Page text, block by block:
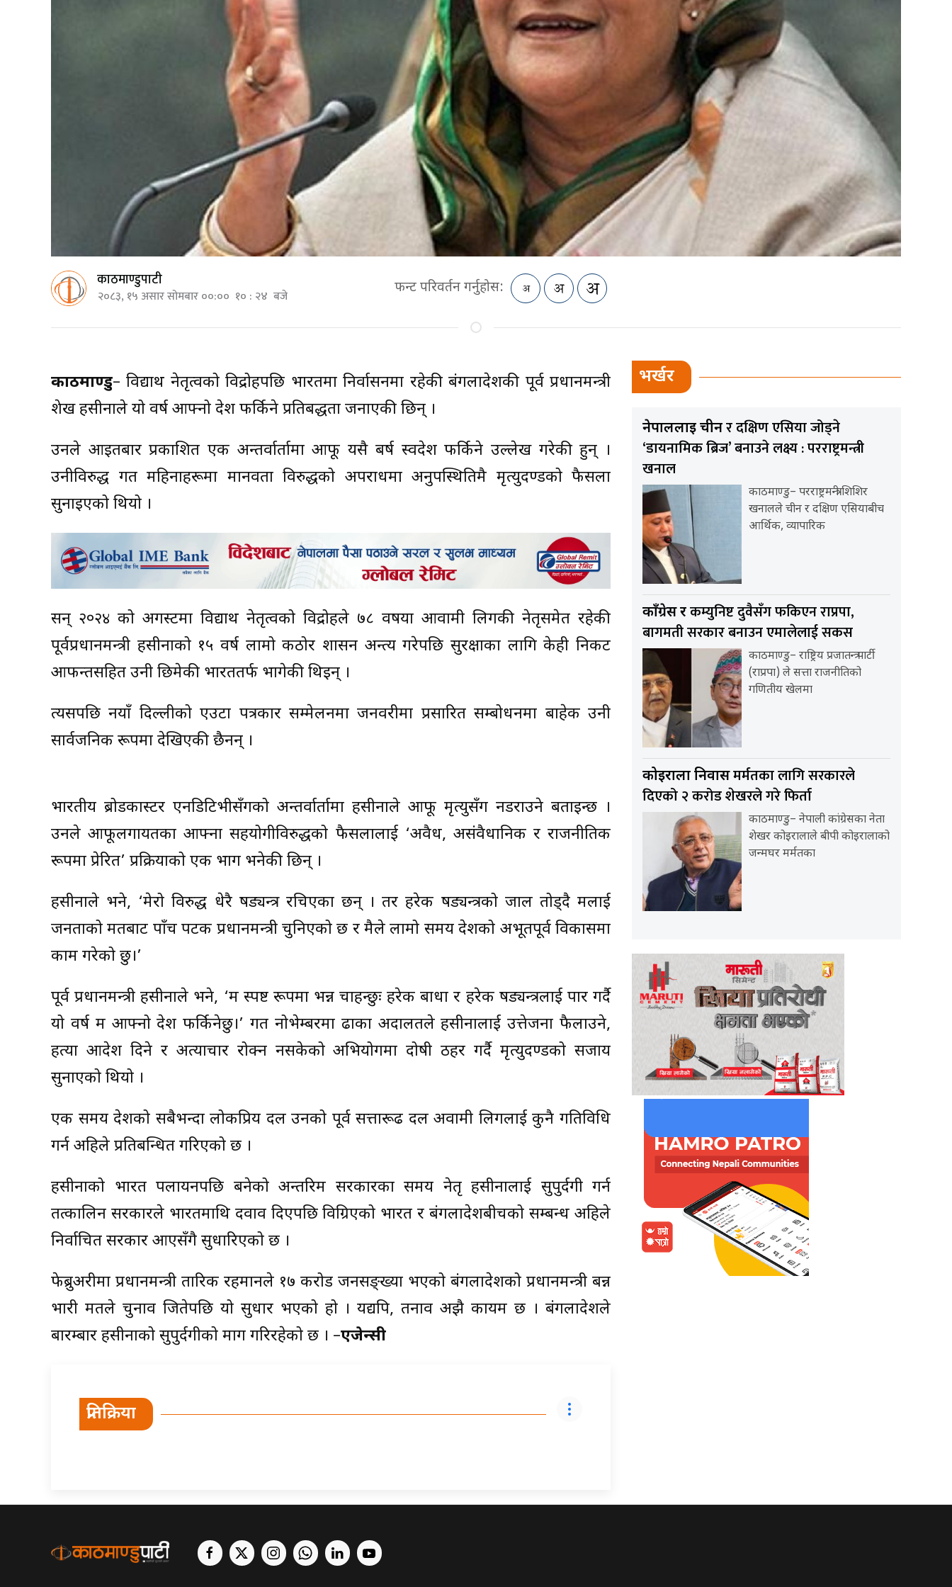
काठमाण्डुपाटी
२०८३, १५ असार सोमबार ००:०० १० : २४ बजे फन्ट परिवर्तन गर्नुहोस:
काठमाण्डु– विद्यार्थी नेतृत्वको विद्रोहपछि भारतमा निर्वासनमा रहेकी बंगलादेशकी पूर्व प्रधानमन्त्री
शेख हसीनाले यो वर्ष आफ्नो देश फर्किने प्रतिबद्धता जनाएकी छिन् ।
उनले आइतबार प्रकाशित एक अन्तर्वार्तामा आफू यसै बर्ष स्वदेश फर्किने उल्लेख गरेकी हुन् ।
उनीविरुद्ध गत महिनाहरूमा मानवता विरुद्धको अपराधमा अनुपस्थितिमै मृत्युदण्डको फैसला
सुनाइएको थियो ।
सन् २०२४ को अगस्टमा विद्यार्थी नेतृत्वको विद्रोहले ७८ वर्षीया आवामी लिगकी नेतृसमेत रहेकी
पूर्वप्रधानमन्त्री हसीनाको १५ वर्ष लामो कठोर शासन अन्त्य गरेपछि सुरक्षाका लागि केही निकट
आफन्तसहित उनी छिमेकी भारततर्फ भागेकी थिइन् ।
त्यसपछि नयाँ दिल्लीको एउटा पत्रकार सम्मेलनमा जनवरीमा प्रसारित सम्बोधनमा बाहेक उनी
सार्वजनिक रूपमा देखिएकी छैनन् ।
भारतीय ब्रोडकास्टर एनडिटिभीसँगको अन्तर्वार्तामा हसीनाले आफू मृत्युसँग नडराउने बताइन्छ ।
उनले आफूलगायतका आफ्ना सहयोगीविरुद्धको फैसलालाई ‘अवैध, असंवैधानिक र राजनीतिक
रूपमा प्रेरित’ प्रक्रियाको एक भाग भनेकी छिन् ।
हसीनाले भने, ‘मेरो विरुद्ध धेरै षड्यन्त्र रचिएका छन् । तर हरेक षड्यन्त्रको जाल तोड्दै मलाई
जनताको मतबाट पाँच पटक प्रधानमन्त्री चुनिएको छ र मैले लामो समय देशको अभूतपूर्व विकासमा
काम गरेको छु।’
पूर्व प्रधानमन्त्री हसीनाले भने, ‘म स्पष्ट रूपमा भन्न चाहन्छुः हरेक बाधा र हरेक षड्यन्त्रलाई पार गर्दै
यो वर्ष म आफ्नो देश फर्किनेछु।’ गत नोभेम्बरमा ढाका अदालतले हसीनालाई उत्तेजना फैलाउने,
हत्या आदेश दिने र अत्याचार रोक्न नसकेको अभियोगमा दोषी ठहर गर्दै मृत्युदण्डको सजाय
सुनाएको थियो ।
एक समय देशको सबैभन्दा लोकप्रिय दल उनको पूर्व सत्तारूढ दल अवामी लिगलाई कुनै गतिविधि
गर्न अहिले प्रतिबन्धित गरिएको छ ।
हसीनाको भारत पलायनपछि बनेको अन्तरिम सरकारका समय नेतृ हसीनालाई सुपुर्दगी गर्न
तत्कालिन सरकारले भारतमाथि दवाव दिएपछि विग्रिएको भारत र बंगलादेशबीचको सम्बन्ध अहिले
निर्वाचित सरकार आएसँगै सुधारिएको छ ।
फेब्रुअरीमा प्रधानमन्त्री तारिक रहमानले १७ करोड जनसङ्ख्या भएको बंगलादेशको प्रधानमन्त्री बन्न
भारी मतले चुनाव जितेपछि यो सुधार भएको हो । यद्यपि, तनाव अझै कायम छ । बंगलादेशले
बारम्बार हसीनाको सुपुर्दगीको माग गरिरहेको छ । –एजेन्सी
प्रतिक्रिया
भर्खर
नेपाललाई चीनर दक्षिण एसिया जोड्ने
‘डायनामिक ब्रिज’ बनाउने लक्ष्य : परराष्ट्रमन्त्री
खनाल
काठमाण्डु– परराष्ट्रमन्त्री शिशिर
खनालले चीन र दक्षिण एसियाबीच
आर्थिक, व्यापारिक
काँग्रेस रकम्युनिष्ट दुवैसँग फकिएन राप्रपा,
बागमती सरकार बनाउन एमालेलाई सकस
काठमाण्डु– राष्ट्रिय प्रजातन्त्र पार्टी
(राप्रपा) ले सत्ता राजनीतिको
गणितीय खेलमा
कोइराला निवासमर्मतका लागि सरकारले
दिएको २ करोड शेखरले गरे फिर्ता
काठमाण्डु– नेपाली कांग्रेसका नेता
शेखर कोइरालाले बीपी कोइरालाको
जन्मघर मर्मतका